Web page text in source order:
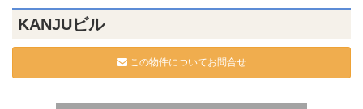
KANJUビル
この物件についてお問合せ